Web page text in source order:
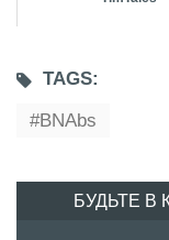
TAGS:
BNAbs
БУДЬТЕ В